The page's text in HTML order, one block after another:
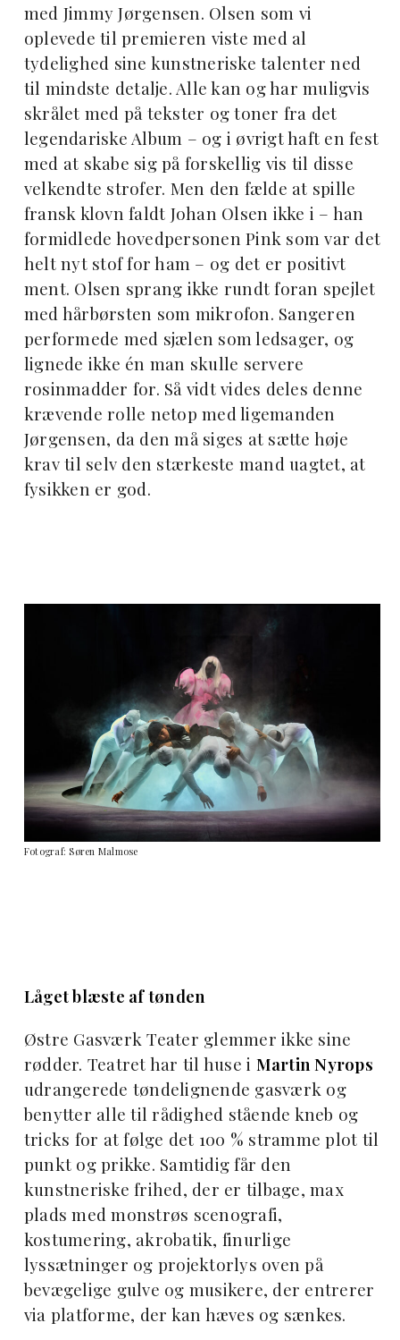
med Jimmy Jørgensen. Olsen som vi
oplevede til premieren viste med al
tydelighed sine kunstneriske talenter ned
til mindste detalje. Alle kan og har muligvis
skrålet med på tekster og toner fra det
legendariske Album – og i øvrigt haft en fest
med at skabe sig på forskellig vis til disse
velkendte strofer. Men den fælde at spille
fransk klovn faldt Johan Olsen ikke i – han
formidlede hovedpersonen Pink som var det
helt nyt stof for ham – og det er positivt
ment. Olsen sprang ikke rundt foran spejlet
med hårbørsten som mikrofon. Sangeren
performede med sjælen som ledsager, og
lignede ikke én man skulle servere
rosinmadder for. Så vidt vides deles denne
krævende rolle netop med ligemanden
Jørgensen, da den må siges at sætte høje
krav til selv den stærkeste mand uagtet, at
fysikken er god.
Fotograf: Søren Malmose
Låget blæste af tønden
Østre Gasværk Teater glemmer ikke sine
rødder. Teatret har til huse i Martin Nyrops
udrangerede tøndelignende gasværk og
benytter alle til rådighed stående kneb og
tricks for at følge det 100 % stramme plot til
punkt og prikke. Samtidig får den
kunstneriske frihed, der er tilbage, max
plads med monstrøs scenografi,
kostumering, akrobatik, finurlige
lyssætninger og projektorlys oven på
bevægelige gulve og musikere, der entrerer
via platforme, der kan hæves og sænkes.